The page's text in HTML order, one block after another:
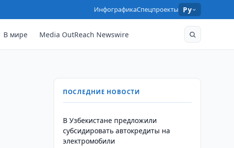
ИнфографикаСпецпроекты Ру
В мире Media OutReach Newswire
ПОСЛЕДНИЕ НОВОСТИ
В Узбекистане предложили
субсидировать автокредиты на
электромобили